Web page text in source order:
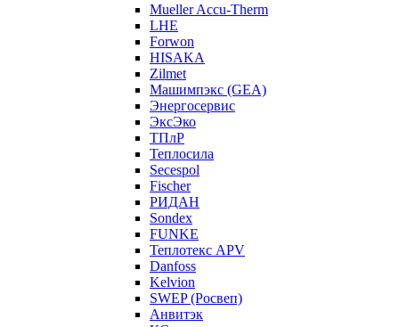
Mueller Accu-Therm
LHE
Forwon
HISAKA
Zilmet
Машимпэкс (GEA)
Энергосервис
ЭксЭко
ТПлР
Теплосила
Secespol
Fischer
РИДАН
Sondex
FUNKE
Теплотекс APV
Danfoss
Kelvion
SWEP (Росвеп)
Анвитэк